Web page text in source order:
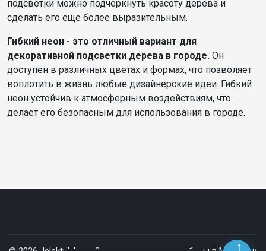
подсветки можно подчеркнуть красоту дерева и
сделать его еще более выразительным.
Гибкий неон - это отличный вариант для
декоративной подсветки дерева в городе. Он
доступен в различных цветах и формах, что позволяет
воплотить в жизнь любые дизайнерские идеи. Гибкий
неон устойчив к атмосферным воздействиям, что
делает его безопасным для использования в городе.